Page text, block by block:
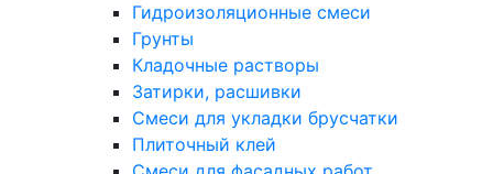
Гидроизоляционные смеси
Грунты
Кладочные растворы
Затирки, расшивки
Смеси для укладки брусчатки
Плиточный клей